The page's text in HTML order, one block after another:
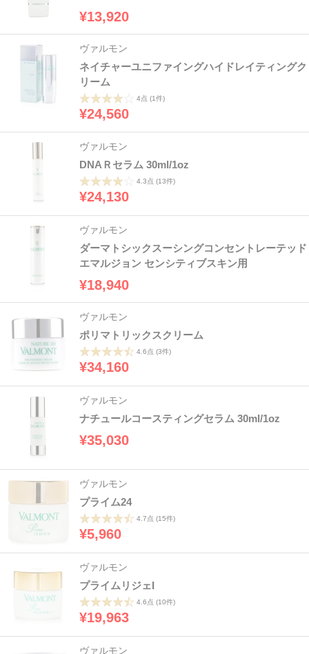
¥13,920
ヴァルモン
ネイチャーユニファイングハイドレイティングク
リーム
4点 (1件)
¥24,560
ヴァルモン
DNAＲセラム 30ml/1oz
4.3点 (13件)
¥24,130
ヴァルモン
ダーマトシックスーシングコンセントレーテッド
エマルジョン センシティブスキン用
¥18,940
ヴァルモン
ポリマトリックスクリーム
4.6点 (3件)
¥34,160
ヴァルモン
ナチュールコースティングセラム 30ml/1oz
¥35,030
ヴァルモン
プライム24
4.7点 (15件)
¥5,960
ヴァルモン
プライムリジェI
4.6点 (10件)
¥19,963
ヴァルモン